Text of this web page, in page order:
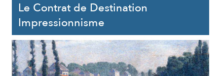
Le Contrat de Destination
Impressionnisme